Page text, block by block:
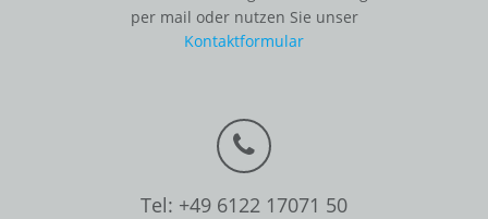
per mail oder nutzen Sie unser
Kontaktformular
Tel: +49 6122 17071 50